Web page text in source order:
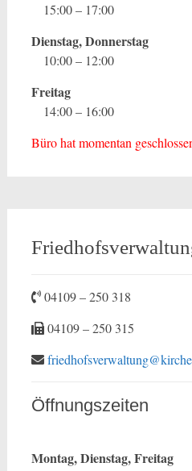
15:00 – 17:00
Dienstag, Donnerstag
10:00 – 12:00
Freitag
14:00 – 16:00
Büro hat momentan
04109 – 250 318
04109 – 250 315
Öffnungszeiten
Montag, Dienstag, Freitag